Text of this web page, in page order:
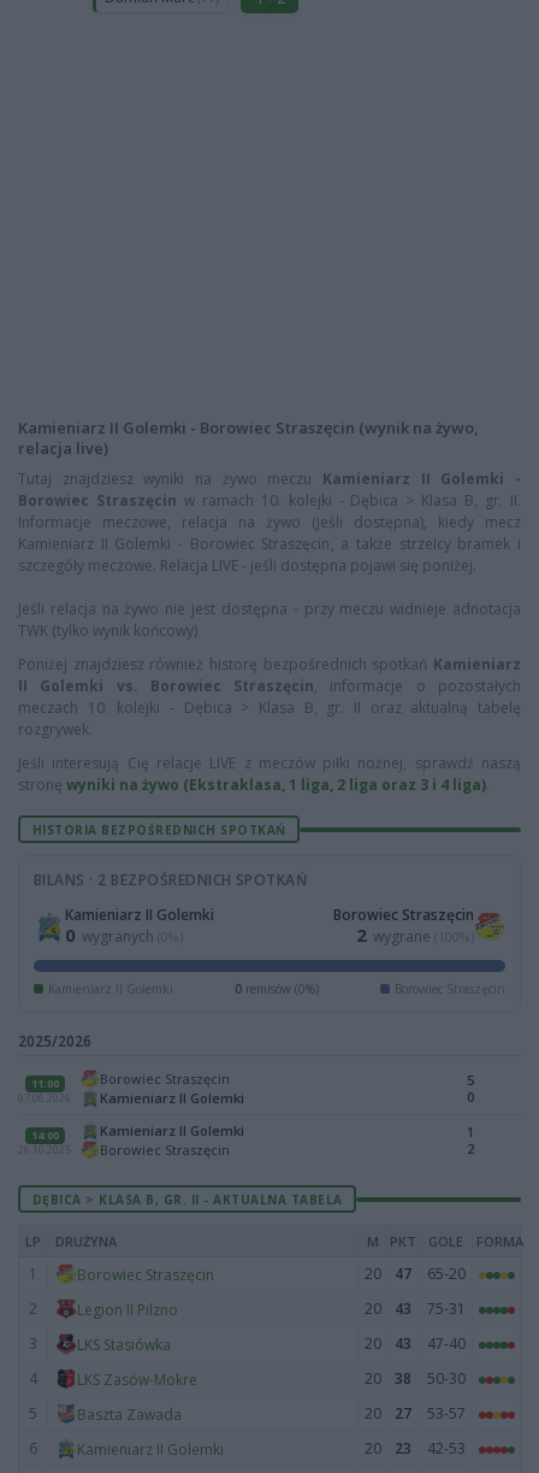
Kamieniarz II Golemki - Borowiec Straszęcin (wynik na żywo,
relacja live)
Tutaj znajdziesz wyniki na żywo meczu Kamieniarz II Golemki -
Borowiec Straszęcin w ramach 10. kolejki - Dębica > Klasa B, gr. II.
Informacje meczowe, relacja na żywo (jeśli dostępna), kiedy mecz
Kamieniarz II Golemki - Borowiec Straszęcin, a także strzelcy bramek i
szczegóły meczowe. Relacja LIVE - jeśli dostępna pojawi się poniżej.
Jeśli relacja na żywo nie jest dostępna - przy meczu widnieje adnotacja
TWK (tylko wynik końcowy)
Poniżej znajdziesz również historę bezpośrednich spotkań Kamieniarz
II Golemki vs. Borowiec Straszęcin, informacje o pozostałych
meczach 10. kolejki - Dębica > Klasa B, gr. II oraz aktualną tabelę
rozgrywek.
Jeśli interesują Cię relacje LIVE z meczów piłki nożnej, sprawdź naszą
stronę wyniki na żywo (Ekstraklasa, 1 liga, 2 liga oraz 3 i 4 liga).
HISTORIA BEZPOŚREDNICH SPOTKAŃ
BILANS · 2 BEZPOŚREDNICH SPOTKAŃ
Kamieniarz II Golemki
0 wygranych (0%)
Borowiec Straszęcin
2 wygrane (100%)
Kamieniarz II Golemki 0 remisów (0%) Borowiec Straszęcin
2025/2026
11:00
07.06.2026
Borowiec Straszęcin
Kamieniarz II Golemki
5
0
14:00
26.10.2025
Kamieniarz II Golemki
Borowiec Straszęcin
1
2
DĘBICA > KLASA B, GR. II - AKTUALNA TABELA
LP DRUŻYNA M PKT GOLE FORMA
1 Borowiec Straszęcin 20 47
65-20
2
Legion II Pilzno 20 43
75-31
3
LKS Stasiówka 20 43
47-40
4
LKS Zasów-Mokre 20 38
50-30
5
Baszta Zawada 20 27
53-57
6
Kamieniarz II Golemki 20 23
42-53